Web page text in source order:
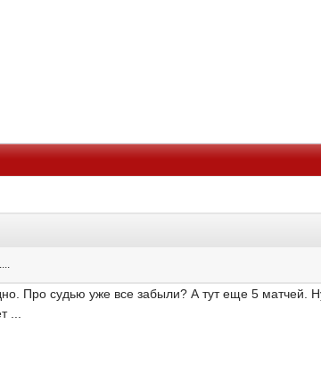
Про судью уже все забыли? А тут еще 5 матчей.
...